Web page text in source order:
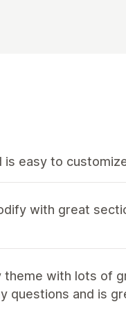
is easy to
with great
with lots of
questions and is